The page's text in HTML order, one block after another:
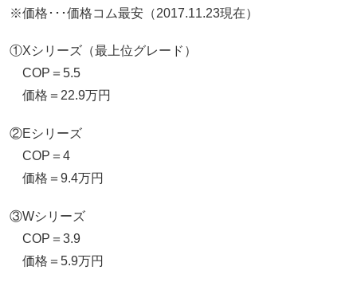
※価格･･･価格コム最安（2017.11.23現在）
①Xシリーズ（最上位グレード）
COP＝5.5
価格＝22.9万円
②Eシリーズ
COP＝4
価格＝9.4万円
③Wシリーズ
COP＝3.9
価格＝5.9万円